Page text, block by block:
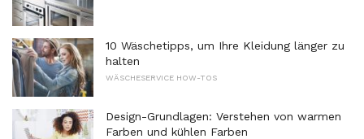
10 Wäschetipps, um Ihre Kleidung länger zu
halten
WÄSCHESERVICE HOW-TOS
Design-Grundlagen: Verstehen von warmen
Farben und kühlen Farben